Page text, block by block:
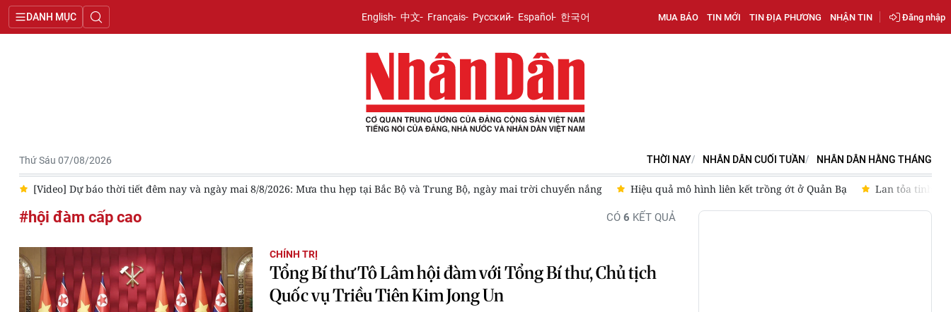
DANH MỤC English 中文 Français Русский Español 한국어 MUA BÁO TIN MỚI TIN ĐỊA PHƯƠNG NHẬN TIN Đăng nhập
Thứ Sáu 07/08/2026 THỜI NAY NHÂN DÂN CUỐI TUẦN NHÂN DÂN HẰNG THÁNG
[Video] Dự báo thời tiết đêm nay và ngày mai 8/8/2026: Mưa thu hẹp tại Bắc Bộ và Trung Bộ, ngày mai trời chuyển nắng Hiệu quả mô hình liên kết trồng ớt ở Quản Bạ Lan tỏa tinh
#hội đàm cấp cao CÓ 6 KẾT QUẢ
CHÍNH TRỊ
Tổng Bí thư Tô Lâm hội đàm với Tổng Bí thư, Chủ tịch
Quốc vụ Triều Tiên Kim Jong Un